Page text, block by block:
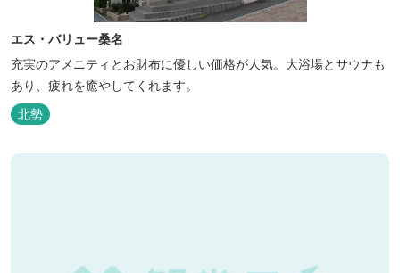
エス・バリュー桑名
充実のアメニティとお財布に優しい価格が人気。大浴場とサウナも
あり、疲れを癒やしてくれます。
北勢